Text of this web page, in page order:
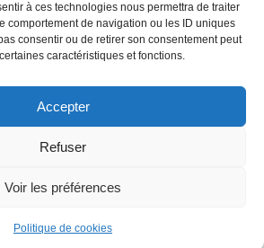
à ces technologies nous permettra de traiter
comportement de navigation ou les ID uniques
consentir ou de retirer son consentement peut
caractéristiques et fonctions.
Accepter
Refuser
Voir les préférences
Politique de cookies